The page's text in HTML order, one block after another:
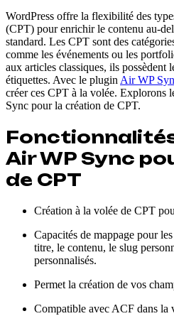
WordPress offre la flexibilité des
(CPT) pour enrichir le contenu au-
standard. Les CPT sont des
comme les événements ou les
aux articles classiques, ils possèdent
étiquettes. Avec le plugin Air WP
créer ces CPT à la volée. Explorons
Sync pour la création de CPT.
Air WP Sync
de CPT
Création à la volée de CPT
Capacités de mappage pour
titre, le contenu, le slug
personnalisés.
Permet la création de vos
Compatible avec ACF dans la